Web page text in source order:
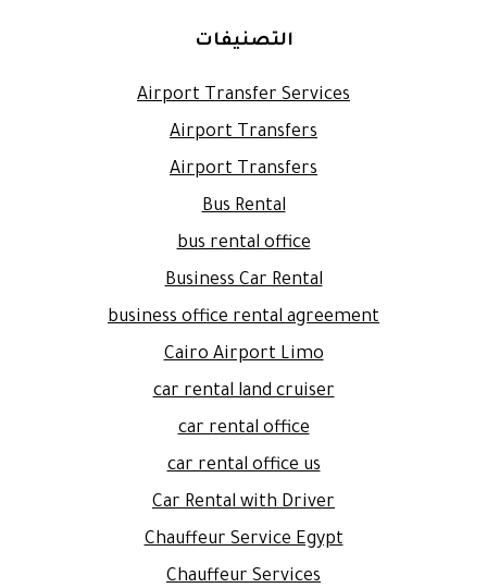
التصنيفات
Airport Transfer Services
Airport Transfers
Airport Transfers
Bus Rental
bus rental office
Business Car Rental
business office rental agreement
Cairo Airport Limo
car rental land cruiser
car rental office
car rental office us
Car Rental with Driver
Chauffeur Service Egypt
Chauffeur Services